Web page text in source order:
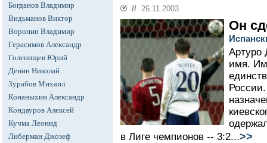
Богданов Владимир
Видьманов Виктор
Воронин Владимир
Герасимов Александр
Голенищев Юрий
Денин Николай
Зурабов Михаил
Конаныхин Александр
Кондауров Алексей
Кучма Леонид
Либерман Джозеф
// 26.11.2003
Он
Артуро
имя.
в Лиге чемпионов -- 3:2...>>